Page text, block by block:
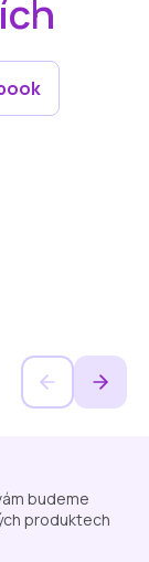
budeme
produktech